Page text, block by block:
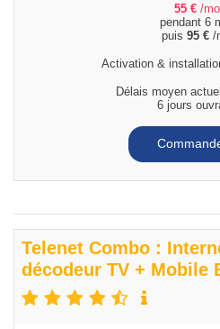
55 € /
pendant 6
puis 95 €/
Activation &
Délais moyen
6 jours
Telenet Combo :
décodeur TV + Mobile